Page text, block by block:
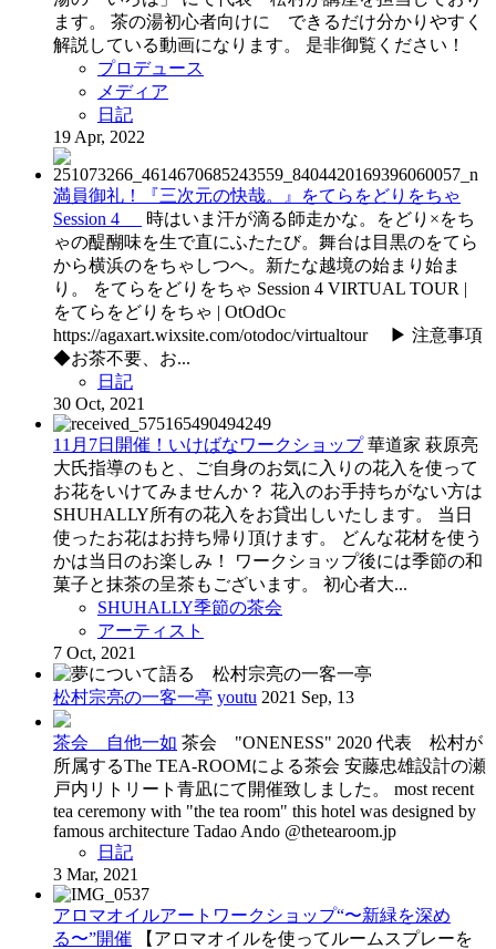
ます。 茶の湯初心者向けに できるだけ分かりやすく
解説している動画になります。 是非御覧ください！
プロデュース
メディア
日記
19 Apr, 2022
満員御礼！『三次元の快哉。』をてらをどりをちゃ
Session 4
時はいま汗が滴る師走かな。をどり×をち
ゃの醍醐味を生で直にふたたび。舞台は目黒のをてら
から横浜のをちゃしつへ。新たな越境の始まり始ま
り。 をてらをどりをちゃ Session 4 VIRTUAL TOUR |
をてらをどりをちゃ | OtOdOc
https://agaxart.wixsite.com/otodoc/virtualtour ▶ 注意事項
◆お茶不要、お...
日記
30 Oct, 2021
11月7日開催！いけばなワークショップ 華道家 萩原亮
大氏指導のもと、ご自身のお気に入りの花入を使って
お花をいけてみませんか？ 花入のお手持ちがない方は
SHUHALLY所有の花入をお貸出しいたします。 当日
使ったお花はお持ち帰り頂けます。 どんな花材を使う
かは当日のお楽しみ！ ワークショップ後には季節の和
菓子と抹茶の呈茶もございます。 初心者大...
SHUHALLY季節の茶会
アーティスト
7 Oct, 2021
松村宗亮の一客一亭 youtu 2021 Sep, 13
茶会 自他一如 茶会 "ONENESS" 2020 代表 松村が
所属するThe TEA-ROOMによる茶会 安藤忠雄設計の瀬
戸内リトリート青凪にて開催致しました。 most recent
tea ceremony with "the tea room" this hotel was designed by
famous architecture Tadao Ando @thetearoom.jp
日記
3 Mar, 2021
アロマオイルアートワークショップ“〜新緑を深め
る〜”開催
【アロマオイルを使ってルームスプレーを